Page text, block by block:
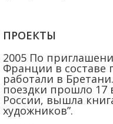
ПРОЕКТЫ
2005 По
Франции в составе
работали в
поездки прошло
России, вышла
художников”.